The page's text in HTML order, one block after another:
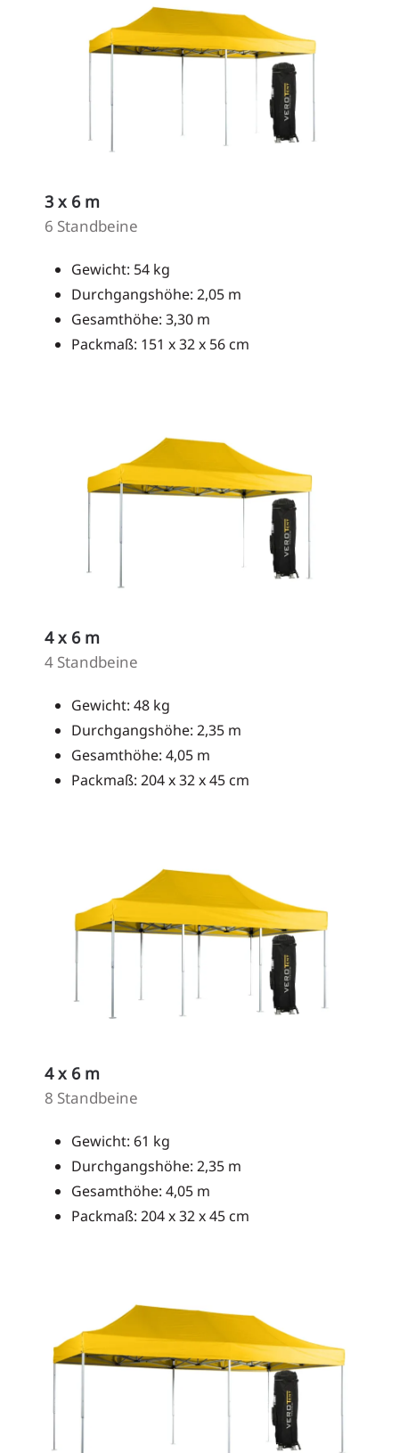
3 x 6 m
6 Standbeine
Gewicht: 54 kg
Durchgangshöhe: 2,05 m
Gesamthöhe: 3,30 m
Packmaß: 151 x 32 x 56 cm
4 x 6 m
4 Standbeine
Gewicht: 48 kg
Durchgangshöhe: 2,35 m
Gesamthöhe: 4,05 m
Packmaß: 204 x 32 x 45 cm
4 x 6 m
8 Standbeine
Gewicht: 61 kg
Durchgangshöhe: 2,35 m
Gesamthöhe: 4,05 m
Packmaß: 204 x 32 x 45 cm